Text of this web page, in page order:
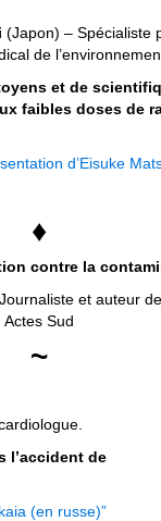
(Japon) – Spécialiste
de
et de
faibles doses de
d’Eisuke
♦
contre la
et auteur
Actes Sud
~
l’accident de
(en russe)”